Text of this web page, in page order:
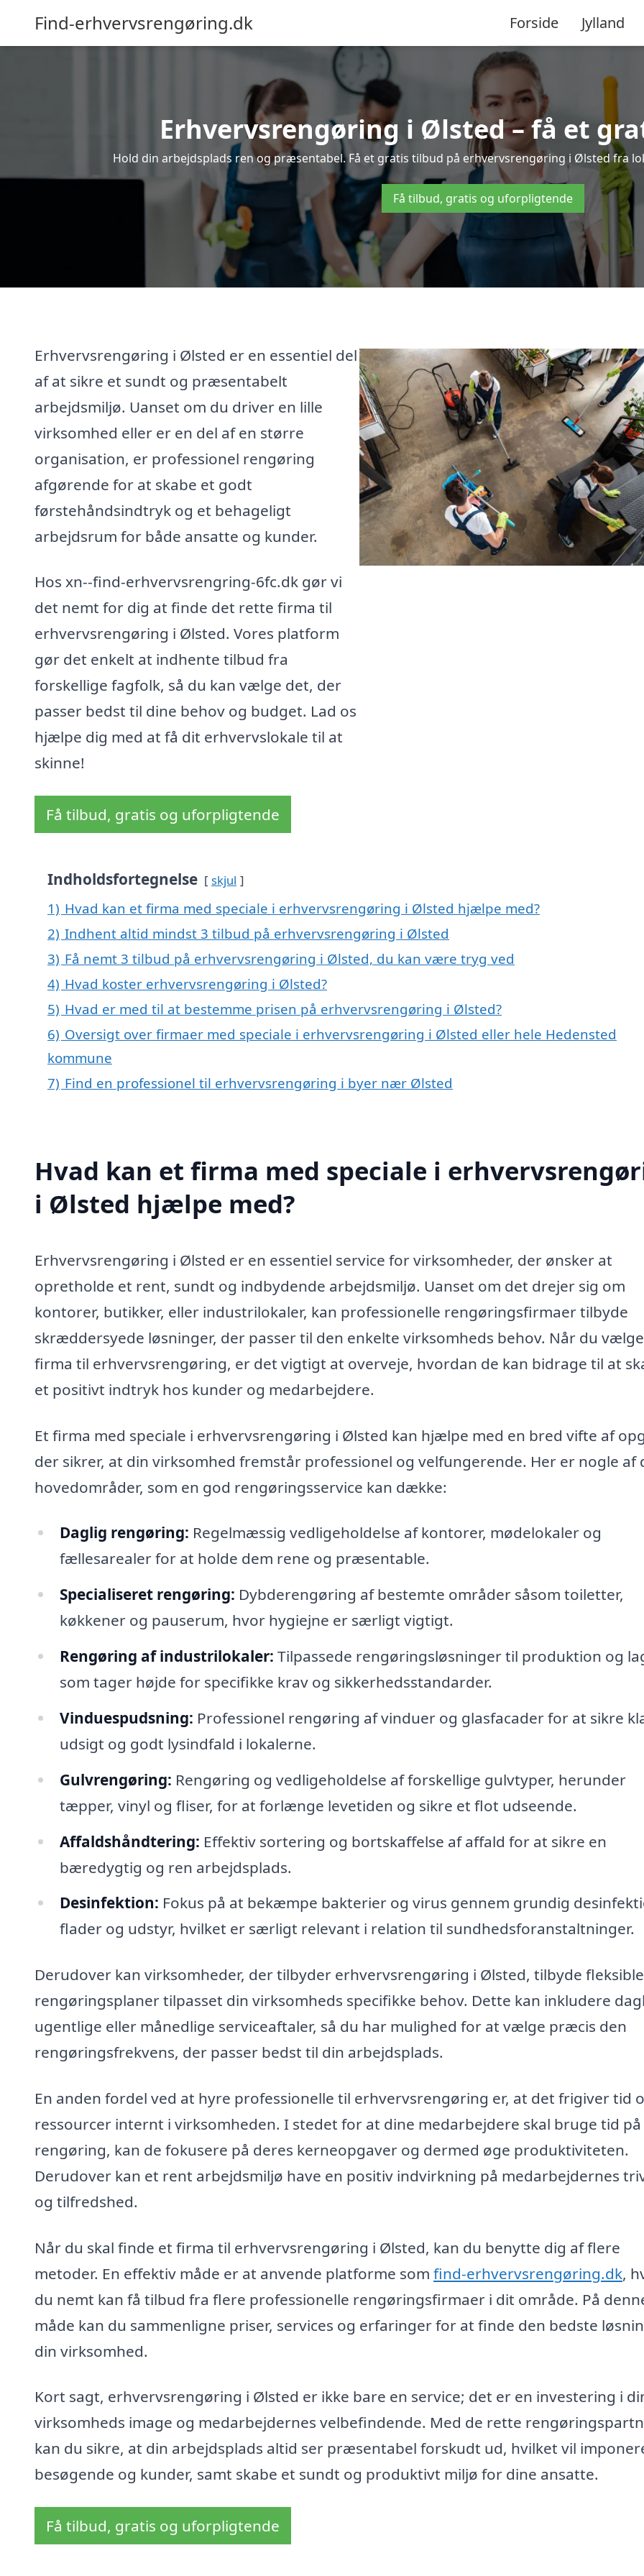
Find-erhvervsrengøring.dk Forside Jylland
Erhvervsrengøring i Ølsted – få et
Hold din arbejdsplads ren og præsentabel. Få et gratis tilbud på erhvervsrengøring i Ølsted fra
Få tilbud, gratis og uforpligtende
Erhvervsrengøring i Ølsted er en essentiel del
af at sikre et sundt og præsentabelt
arbejdsmiljø. Uanset om du driver en lille
virksomhed eller er en del af en større
organisation, er professionel rengøring
afgørende for at skabe et godt
førstehåndsindtryk og et behageligt
arbejdsrum for både ansatte og kunder.
Hos xn--find-erhvervsrengring-6fc.dk gør vi
det nemt for dig at finde det rette firma til
erhvervsrengøring i Ølsted. Vores platform
gør det enkelt at indhente tilbud fra
forskellige fagfolk, så du kan vælge det, der
passer bedst til dine behov og budget. Lad os
hjælpe dig med at få dit erhvervslokale til at
skinne!
Få tilbud, gratis og uforpligtende
Indholdsfortegnelse skjul
1) Hvad kan et firma med speciale i erhvervsrengøring i Ølsted hjælpe med?
2) Indhent altid mindst 3 tilbud på erhvervsrengøring i Ølsted
3) Få nemt 3 tilbud på erhvervsrengøring i Ølsted, du kan være tryg ved
4) Hvad koster erhvervsrengøring i Ølsted?
5) Hvad er med til at bestemme prisen på erhvervsrengøring i Ølsted?
6) Oversigt over firmaer med speciale i erhvervsrengøring i Ølsted eller hele Hedensted
kommune
7) Find en professionel til erhvervsrengøring i byer nær Ølsted
Hvad kan et firma med speciale i
i Ølsted hjælpe med?
Erhvervsrengøring i Ølsted er en essentiel service for virksomheder, der ønsker at
opretholde et rent, sundt og indbydende arbejdsmiljø. Uanset om det drejer sig om
kontorer, butikker, eller industrilokaler, kan professionelle rengøringsfirmaer tilbyde
skræddersyede løsninger, der passer til den enkelte virksomheds behov. Når du
firma til erhvervsrengøring, er det vigtigt at overveje, hvordan de kan bidrage til at
et positivt indtryk hos kunder og medarbejdere.
Et firma med speciale i erhvervsrengøring i Ølsted kan hjælpe med en bred vifte af
der sikrer, at din virksomhed fremstår professionel og velfungerende. Her er nogle af
hovedområder, som en god rengøringsservice kan dække:
Daglig rengøring: Regelmæssig vedligeholdelse af kontorer, mødelokaler og
fællesarealer for at holde dem rene og præsentable.
Specialiseret rengøring: Dybderengøring af bestemte områder såsom toiletter,
køkkener og pauserum, hvor hygiejne er særligt vigtigt.
Rengøring af industrilokaler: Tilpassede rengøringsløsninger til produktion og
som tager højde for specifikke krav og sikkerhedsstandarder.
Vinduespudsning: Professionel rengøring af vinduer og glasfacader for at sikre
udsigt og godt lysindfald i lokalerne.
Gulvrengøring: Rengøring og vedligeholdelse af forskellige gulvtyper, herunder
tæpper, vinyl og fliser, for at forlænge levetiden og sikre et flot udseende.
Affaldshåndtering: Effektiv sortering og bortskaffelse af affald for at sikre en
bæredygtig og ren arbejdsplads.
Desinfektion: Fokus på at bekæmpe bakterier og virus gennem grundig
flader og udstyr, hvilket er særligt relevant i relation til sundhedsforanstaltninger.
Derudover kan virksomheder, der tilbyder erhvervsrengøring i Ølsted, tilbyde fleksible
rengøringsplaner tilpasset din virksomheds specifikke behov. Dette kan inkludere
ugentlige eller månedlige serviceaftaler, så du har mulighed for at vælge præcis den
rengøringsfrekvens, der passer bedst til din arbejdsplads.
En anden fordel ved at hyre professionelle til erhvervsrengøring er, at det frigiver tid
ressourcer internt i virksomheden. I stedet for at dine medarbejdere skal bruge tid på
rengøring, kan de fokusere på deres kerneopgaver og dermed øge produktiviteten.
Derudover kan et rent arbejdsmiljø have en positiv indvirkning på medarbejdernes
og tilfredshed.
Når du skal finde et firma til erhvervsrengøring i Ølsted, kan du benytte dig af flere
metoder. En effektiv måde er at anvende platforme som find-erhvervsrengøring.dk,
du nemt kan få tilbud fra flere professionelle rengøringsfirmaer i dit område. På
måde kan du sammenligne priser, services og erfaringer for at finde den bedste
din virksomhed.
Kort sagt, erhvervsrengøring i Ølsted er ikke bare en service; det er en investering i
virksomheds image og medarbejdernes velbefindende. Med de rette
kan du sikre, at din arbejdsplads altid ser præsentabel forskudt ud, hvilket vil
besøgende og kunder, samt skabe et sundt og produktivt miljø for dine ansatte.
Få tilbud, gratis og uforpligtende